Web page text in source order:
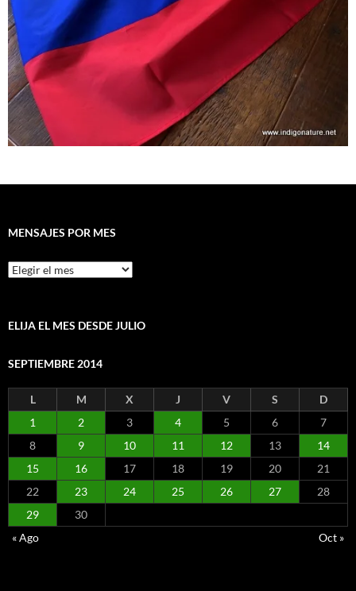
MENSAJES POR MES
Mensajes
por
ELIJA EL MES DESDE JULIO
SEPTIEMBRE 2014
L M X J V S
D
1
2 3 4 5 6
7
8
9 10 11 12 13
14
15
16 17 18 19 20
21
22
23 24 25 26 27
28
29
30
« Ago
Oct »